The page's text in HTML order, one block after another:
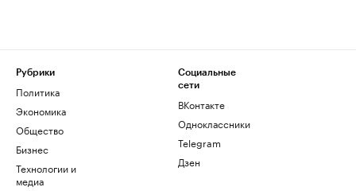
Рубрики
Политика
Экономика
Общество
Бизнес
Технологии и
медиа
Социальные
сети
ВКонтакте
Одноклассники
Telegram
Дзен